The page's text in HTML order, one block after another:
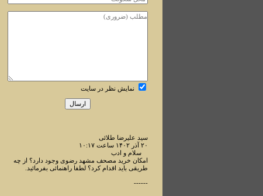
نمایش نظر در سایت
سید علیرضا طلائی
۲۰ آذر ۱۴۰۲ ساعت ۱۰:۱۷
سلام و ادب
امکان خرید مصحف مشهد رضوی وجود دارد؟ از چه
طریقی باید اقدام کرد؟ لطفا راهنمائی بفرمائید.
------